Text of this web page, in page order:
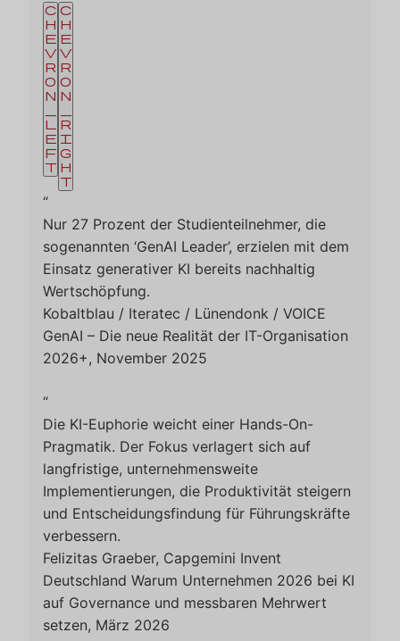
c
h
e
v
r
o
n
l
e
f
t
c
h
e
v
r
o
n
r
i
g
h
t
“
Nur 27 Prozent der Studienteilnehmer, die
sogenannten ‘GenAI Leader’, erzielen mit dem
Einsatz generativer KI bereits nachhaltig
Wertschöpfung.
Kobaltblau / Iteratec / Lünendonk / VOICE
GenAI – Die neue Realität der IT-Organisation
2026+, November 2025
“
Die KI-Euphorie weicht einer Hands-On-
Pragmatik. Der Fokus verlagert sich auf
langfristige, unternehmensweite
Implementierungen, die Produktivität steigern
und Entscheidungsfindung für Führungskräfte
verbessern.
Felizitas Graeber, Capgemini Invent
Deutschland Warum Unternehmen 2026 bei KI
auf Governance und messbaren Mehrwert
setzen, März 2026